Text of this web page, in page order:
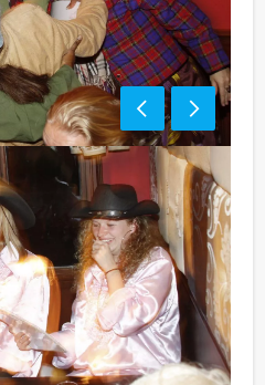
trekken om uw drankje af
persoon per uur dat u in
BTW) kunt u
waarbij u
bier, fris, huiswijn, koffie
achteraf niet voor